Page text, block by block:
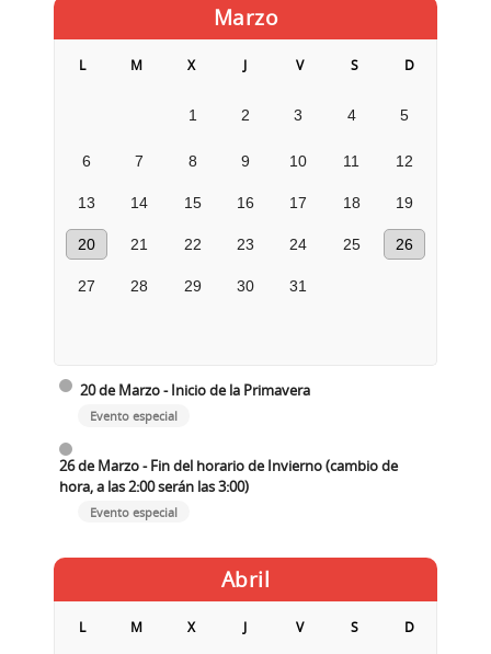
Marzo
L M X J V S D
1 2 3 4 5
6 7 8 9 10 11 12
13 14 15 16 17 18 19
20 21 22 23 24 25 26
27 28 29 30 31
20 de Marzo - Inicio de la Primavera
Evento especial
26 de Marzo - Fin del horario de Invierno (cambio de
hora, a las 2:00 serán las 3:00)
Evento especial
Abril
L M X J V S D